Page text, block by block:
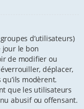
d’utilisateurs)
jour le bon
de modifier ou
déplacer,
modèrent.
que les utilisateurs
abusif ou offensant.